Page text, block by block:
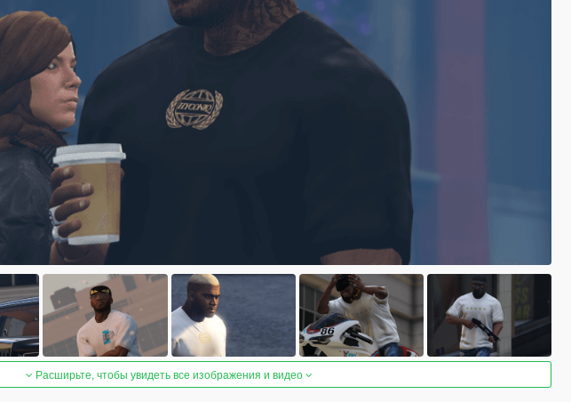
Расширьте, чтобы увидеть все изображения и видео